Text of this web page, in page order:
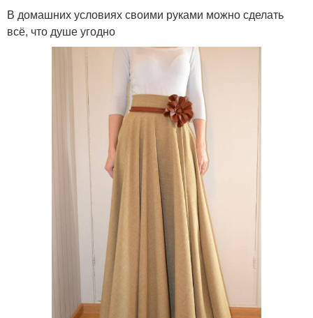
В домашних условиях своими руками можно сделать
всё, что душе угодно